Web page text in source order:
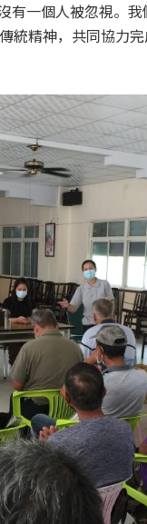
有一個人被忽視。
統精神，共同協力